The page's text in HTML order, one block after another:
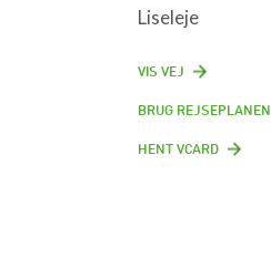
Liseleje
VIS VEJ
BRUG REJSEPLANEN
HENT VCARD